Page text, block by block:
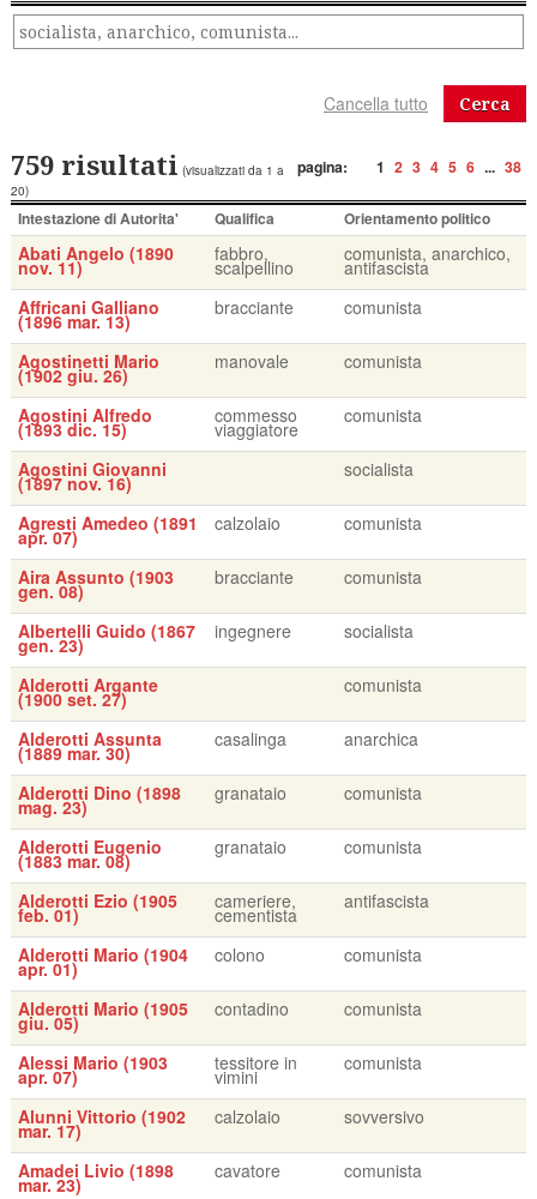
Cerca
pagina: 1 2 3 4 5 6 ... 38
759 risultati (visualizzati da 1 a
20)
Intestazione di Autorita' Qualifica Orientamento politico
Abati Angelo (1890
nov. 11)
fabbro,
scalpellino
comunista, anarchico,
antifascista
Affricani Galliano
(1896 mar. 13)
bracciante comunista
Agostinetti Mario
(1902 giu. 26)
manovale comunista
Agostini Alfredo
(1893 dic. 15)
commesso
viaggiatore
comunista
Agostini Giovanni
(1897 nov. 16)
socialista
Agresti Amedeo (1891
apr. 07)
calzolaio comunista
Aira Assunto (1903
gen. 08)
bracciante comunista
Albertelli Guido (1867
gen. 23)
ingegnere socialista
Alderotti Argante
(1900 set. 27)
comunista
Alderotti Assunta
(1889 mar. 30)
casalinga anarchica
Alderotti Dino (1898
mag. 23)
granataio comunista
Alderotti Eugenio
(1883 mar. 08)
granataio comunista
Alderotti Ezio (1905
feb. 01)
cameriere,
cementista
antifascista
Alderotti Mario (1904
apr. 01)
colono comunista
Alderotti Mario (1905
giu. 05)
contadino comunista
Alessi Mario (1903
apr. 07)
tessitore in
vimini
comunista
Alunni Vittorio (1902
mar. 17)
calzolaio sovversivo
Amadei Livio (1898
mar. 23)
cavatore comunista